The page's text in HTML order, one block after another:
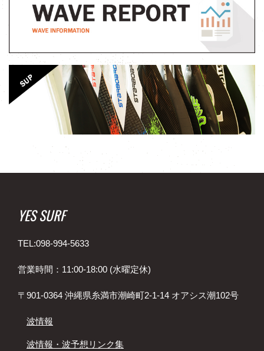
YES SURF
TEL:098-994-5633
営業時間：11:00-18:00 (水曜定休)
〒901-0364 沖縄県糸満市潮崎町2-1-14 オアシス潮102号
波情報
波情報・波予想リンク集